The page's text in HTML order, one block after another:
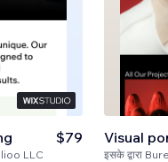
LLC
$79 Visual
इसके द्वारा